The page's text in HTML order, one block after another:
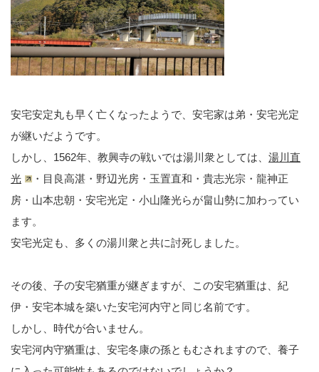
安宅安定丸も早く亡くなったようで、安宅家は弟・安宅光定
が継いだようです。
しかし、1562年、教興寺の戦いでは湯川衆としては、 湯川直
光
・目良高湛・野辺光房・玉置直和・貴志光宗・龍神正
房・山本忠朝・安宅光定・小山隆光らが畠山勢に加わってい
ます。
安宅光定も、多くの湯川衆と共に討死しました。
その後、子の安宅猶重が継ぎますが、この安宅猶重は、紀
伊・安宅本城を築いた安宅河内守と同じ名前です。
しかし、時代が合いません。
安宅河内守猶重は、安宅冬康の孫ともむされますので、養子